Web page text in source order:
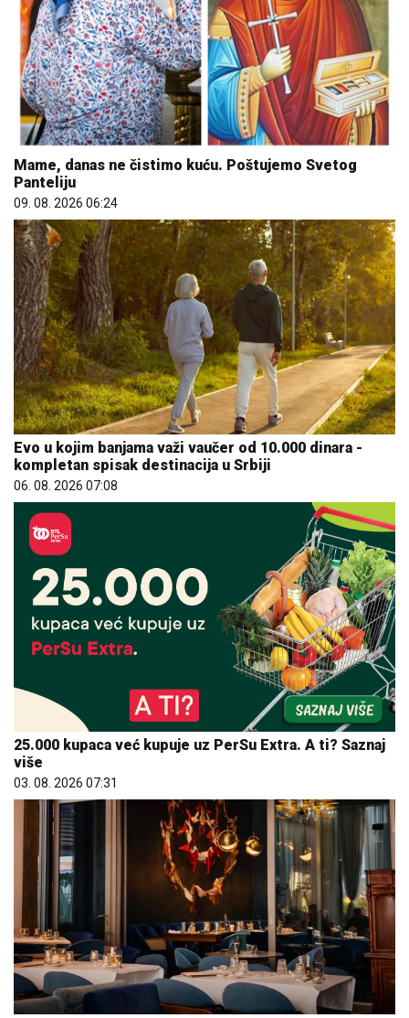
Mame, danas ne čistimo kuću. Poštujemo Svetog
Panteliju
09. 08. 2026 06:24
Evo u kojim banjama važi vaučer od 10.000 dinara -
kompletan spisak destinacija u Srbiji
06. 08. 2026 07:08
25.000 kupaca već kupuje uz PerSu Extra. A ti? Saznaj
više
03. 08. 2026 07:31